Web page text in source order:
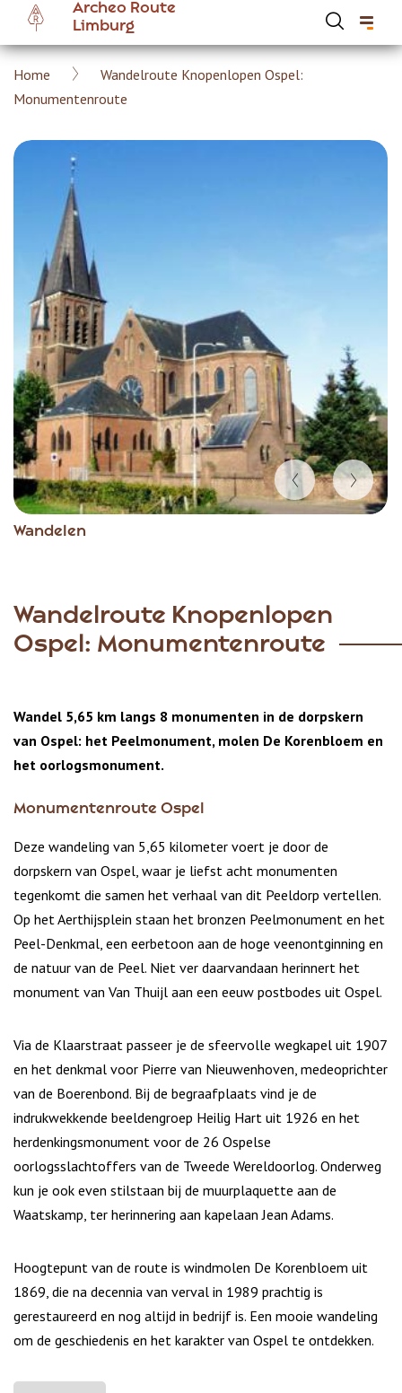
Overslaan
naar
inhoud
Archeo Route
Limburg
Kruimelpad
Home
Wandelroute Knopenlopen Ospel:
Monumentenroute
Wandelen
Item
Wandelroute Knopenlopen
Ospel: Monumentenroute
Wandel 5,65 km langs 8 monumenten in de dorpskern
van Ospel: het Peelmonument, molen De Korenbloem en
het oorlogsmonument.
Monumentenroute Ospel
Deze wandeling van 5,65 kilometer voert je door de
dorpskern van Ospel, waar je liefst acht monumenten
tegenkomt die samen het verhaal van dit Peeldorp vertellen.
Op het Aerthijsplein staan het bronzen Peelmonument en het
Peel-Denkmal, een eerbetoon aan de hoge veenontginning en
de natuur van de Peel. Niet ver daarvandaan herinnert het
monument van Van Thuijl aan een eeuw postbodes uit Ospel.
Via de Klaarstraat passeer je de sfeervolle wegkapel uit 1907
en het denkmal voor Pierre van Nieuwenhoven, medeoprichter
van de Boerenbond. Bij de begraafplaats vind je de
indrukwekkende beeldengroep Heilig Hart uit 1926 en het
herdenkingsmonument voor de 26 Ospelse
oorlogsslachtoffers van de Tweede Wereldoorlog. Onderweg
kun je ook even stilstaan bij de muurplaquette aan de
Waatskamp, ter herinnering aan kapelaan Jean Adams.
Hoogtepunt van de route is windmolen De Korenbloem uit
1869, die na decennia van verval in 1989 prachtig is
gerestaureerd en nog altijd in bedrijf is. Een mooie wandeling
om de geschiedenis en het karakter van Ospel te ontdekken.